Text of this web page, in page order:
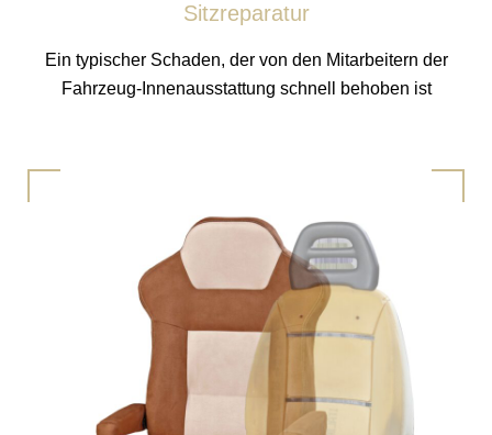
Sitzreparatur
Ein typischer Schaden, der von den Mitarbeitern der
Fahrzeug-Innenausstattung schnell behoben ist